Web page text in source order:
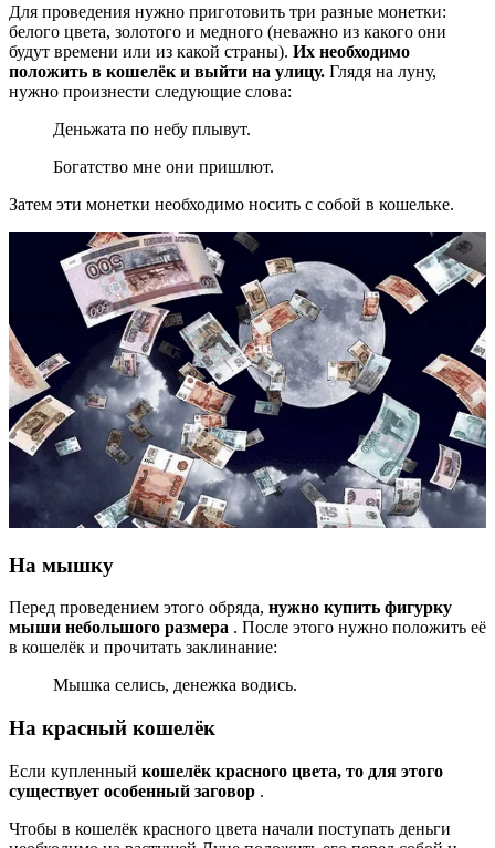
Для проведения нужно приготовить три разные монетки:
белого цвета, золотого и медного (неважно из какого они
будут времени или из какой страны). Их необходимо
положить в кошелёк и выйти на улицу. Глядя на луну,
нужно произнести следующие слова:
Деньжата по небу плывут.
Богатство мне они пришлют.
Затем эти монетки необходимо носить с собой в кошельке.
На мышку
Перед проведением этого обряда, нужно купить фигурку
мыши небольшого размера . После этого нужно положить её
в кошелёк и прочитать заклинание:
Мышка селись, денежка водись.
На красный кошелёк
Если купленный кошелёк красного цвета, то для этого
существует особенный заговор .
Чтобы в кошелёк красного цвета начали поступать деньги